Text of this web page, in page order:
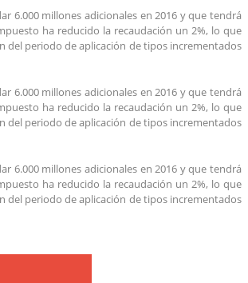
6.000 millones adicionales en 2016 y que tendrá
ha reducido la recaudación un 2%, lo que
del periodo de aplicación de tipos incrementados
6.000 millones adicionales en 2016 y que tendrá
ha reducido la recaudación un 2%, lo que
del periodo de aplicación de tipos incrementados
6.000 millones adicionales en 2016 y que tendrá
ha reducido la recaudación un 2%, lo que
del periodo de aplicación de tipos incrementados